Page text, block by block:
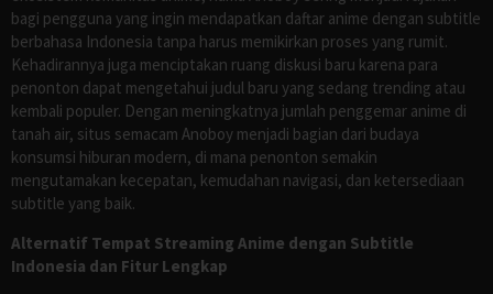
bagi pengguna yang ingin mendapatkan daftar anime dengan subtitle
berbahasa Indonesia tanpa harus memikirkan proses yang rumit.
Kehadirannya juga menciptakan ruang diskusi baru karena para
penonton dapat mengetahui judul baru yang sedang trending atau
kembali populer. Dengan meningkatnya jumlah penggemar anime di
tanah air, situs semacam Anoboy menjadi bagian dari budaya
konsumsi hiburan modern, di mana penonton semakin
mengutamakan kecepatan, kemudahan navigasi, dan ketersediaan
subtitle yang baik.
Alternatif Tempat Streaming Anime dengan Subtitle
Indonesia dan Fitur Lengkap